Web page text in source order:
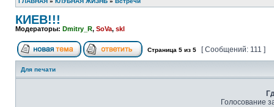
КИЕВ!!!
Модераторы: Dmitry_R, SoVa, skl
Страница 5 из 5 [ Сообщений: 111 ]
Для печати
Голосование